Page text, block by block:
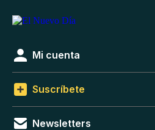
Mi cuenta
Suscríbete
Newsletters